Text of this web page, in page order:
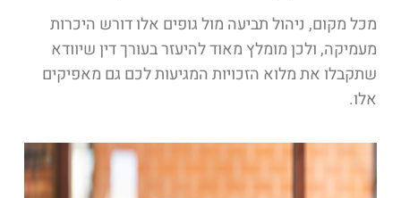
מכל מקום, ניהול תביעה מול גופים אלו דורש היכרות
מעמיקה, ולכן מומלץ מאוד להיעזר בעורך דין שיוודא
שתקבלו את מלוא הזכויות המגיעות לכם גם מאפיקים
אלו.